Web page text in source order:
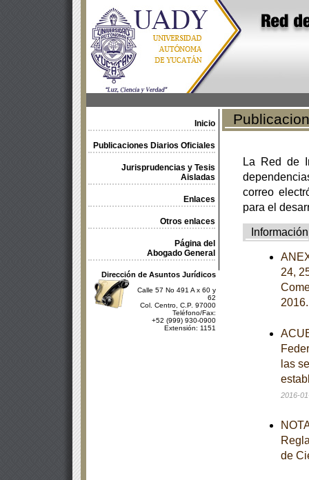
Inicio
Publicaciones Diarios Oficiales
Jurisprudencias y Tesis
Aisladas
Enlaces
Otros enlaces
Página del
Abogado General
Dirección de Asuntos Jurídicos
Calle 57 No 491 A x 60 y
62
Col. Centro, C.P. 97000
Teléfono/Fax:
+52 (999) 930-0900
Extensión: 1151
La Red de
correo
para el
Información
24,
las
2016-
de